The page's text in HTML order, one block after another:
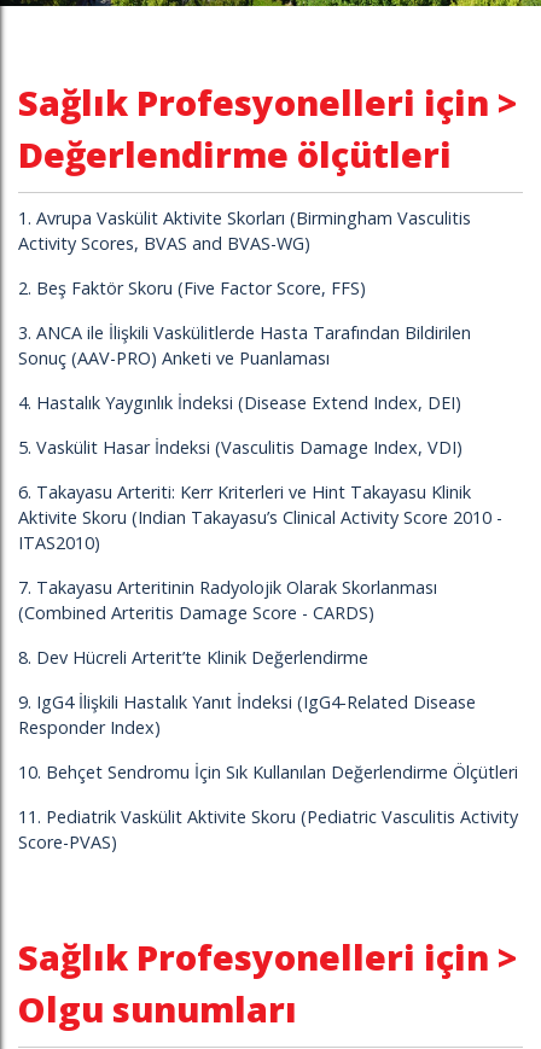
Sağlık Profesyonelleri için >
Değerlendirme ölçütleri
1. Avrupa Vaskülit Aktivite Skorları (Birmingham Vasculitis
Activity Scores, BVAS and BVAS-WG)
2. Beş Faktör Skoru (Five Factor Score, FFS)
3. ANCA ile İlişkili Vaskülitlerde Hasta Tarafından Bildirilen
Sonuç (AAV-PRO) Anketi ve Puanlaması
4. Hastalık Yaygınlık İndeksi (Disease Extend Index, DEI)
5. Vaskülit Hasar İndeksi (Vasculitis Damage Index, VDI)
6. Takayasu Arteriti: Kerr Kriterleri ve Hint Takayasu Klinik
Aktivite Skoru (Indian Takayasu’s Clinical Activity Score 2010 -
ITAS2010)
7. Takayasu Arteritinin Radyolojik Olarak Skorlanması
(Combined Arteritis Damage Score - CARDS)
8. Dev Hücreli Arterit’te Klinik Değerlendirme
9. IgG4 İlişkili Hastalık Yanıt İndeksi (IgG4-Related Disease
Responder Index)
10. Behçet Sendromu İçin Sık Kullanılan Değerlendirme Ölçütleri
11. Pediatrik Vaskülit Aktivite Skoru (Pediatric Vasculitis Activity
Score-PVAS)
Sağlık Profesyonelleri için >
Olgu sunumları